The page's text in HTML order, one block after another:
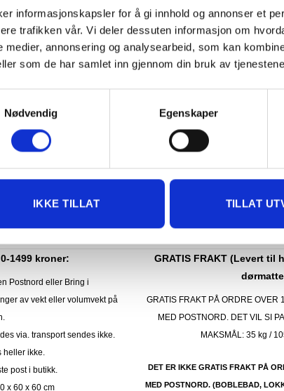
informasjonskapsler for å gi innhold og annonser et
trafikken vår. Vi deler dessuten informasjon om
medier, annonsering og analysearbeid, som kan
som de har samlet inn gjennom din bruk av
Nødvendig
Egenskaper
IKKE TILLAT TILLAT
GOP WOODLON LÅSEKLIPS 25
stk/pakke
178.00kr
0-1499 kroner:
Postnord eller Bring i
av vekt eller volumvekt på
via. transport sendes ikke.
heller ikke.
post i butikk.
x 60 x 60 cm
GRATIS FRAKT (Levert til
GRATIS FRAKT PÅ ORDRE OVER
MED POSTNORD. DET VIL SI
MAKSMÅL:35 kg /
DET ER IKKE GRATIS FRAKT PÅ
MED POSTNORD. (BOBLEBAD,